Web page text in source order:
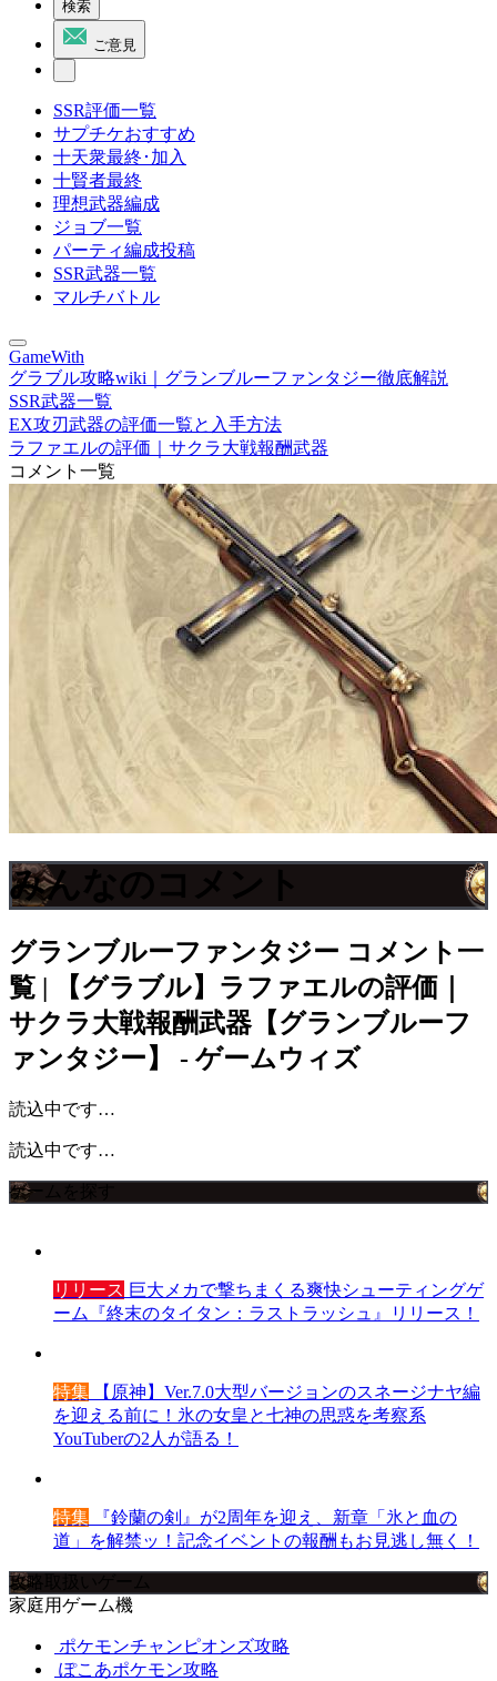
検索
ご意見
SSR評価一覧
サプチケおすすめ
十天衆最終･加入
十賢者最終
理想武器編成
ジョブ一覧
パーティ編成投稿
SSR武器一覧
マルチバトル
GameWith
グラブル攻略wiki｜グランブルーファンタジー徹底解説
SSR武器一覧
EX攻刃武器の評価一覧と入手方法
ラファエルの評価｜サクラ大戦報酬武器
コメント一覧
みんなのコメント
グランブルーファンタジー コメント一
覧 | 【グラブル】ラファエルの評価｜
サクラ大戦報酬武器【グランブルーフ
ァンタジー】 - ゲームウィズ
読込中です…
読込中です…
ゲームを探す
リリース 巨大メカで撃ちまくる爽快シューティングゲ
ーム『終末のタイタン：ラストラッシュ』リリース！
特集 【原神】Ver.7.0大型バージョンのスネージナヤ編
を迎える前に！氷の女皇と七神の思惑を考察系
YouTuberの2人が語る！
特集 『鈴蘭の剣』が2周年を迎え、新章「氷と血の
道」を解禁ッ！記念イベントの報酬もお見逃し無く！
攻略取扱いゲーム
家庭用ゲーム機
ポケモンチャンピオンズ攻略
ぽこあポケモン攻略